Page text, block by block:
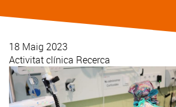
18 Maig 2023
Activitat clínica Recerca